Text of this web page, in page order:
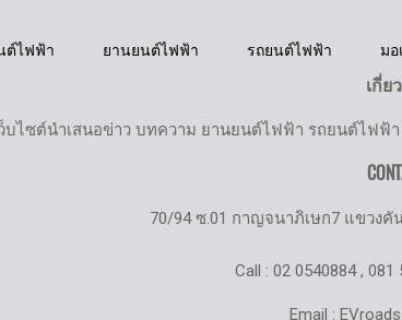
ต์ไฟฟ้า ยานยนต์ไฟฟ้า รถยนต์ไฟฟ้า มอ
เกี่ย
เว็บไซต์นำเสนอข่าว บทความ ยานยนต์ไฟฟ้า รถยนต์ไฟ
70/94 ซ.01 กาญจนาภิเษก7 แขวงคั
Call : 02 0540884 , 081
Email :